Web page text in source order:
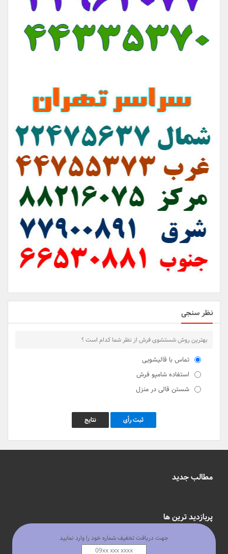
نظر سنجی
بهترین روش شستشوی فرش از نظر شما کدام است ؟
تماس با قالیشویی
استفاده شامپو فرش
شستن قالی در منزل
ثبت رأی نتایج
مطالب جدید
پربازدید ترین ها
جهت دریافت تخفیف شماره خود را وارد نمایید